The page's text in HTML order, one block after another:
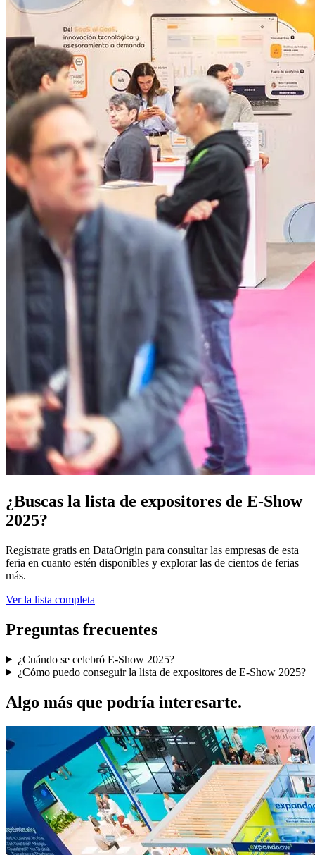
¿Buscas la lista de expositores de E-Show
2025?
Regístrate gratis en DataOrigin para consultar las empresas de esta
feria en cuanto estén disponibles y explorar las de cientos de ferias
más.
Ver la lista completa
Preguntas frecuentes
¿Cuándo se celebró E-Show 2025?
¿Cómo puedo conseguir la lista de expositores de E-Show 2025?
Algo más que podría interesarte.